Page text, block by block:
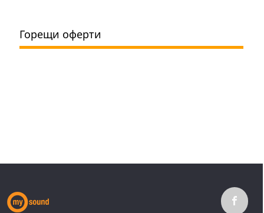
Горещи оферти